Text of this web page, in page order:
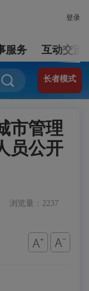
登录
服务 互动交流
长者模式
市管理
员公开
浏览量：2237